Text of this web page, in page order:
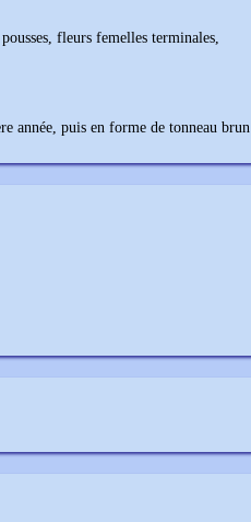
fleurs femelles terminales,
année, puis en forme de tonneau brun